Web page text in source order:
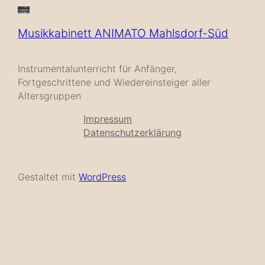
Musikkabinett ANIMATO Mahlsdorf-Süd
Instrumentalunterricht für Anfänger,
Fortgeschrittene und Wiedereinsteiger aller
Altersgruppen
Impressum
Datenschutzerklärung
Gestaltet mitWordPress